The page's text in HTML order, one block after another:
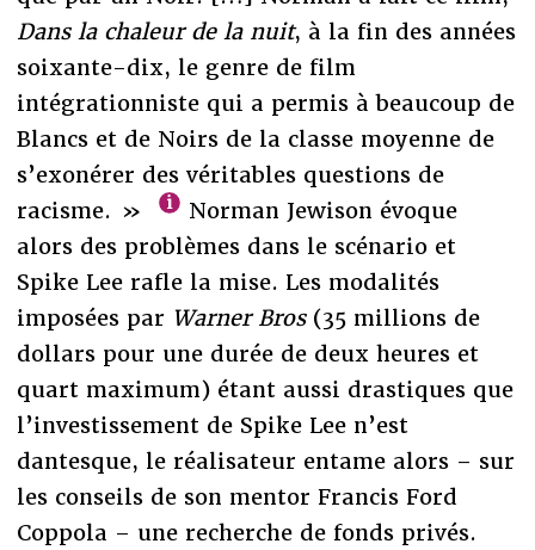
Dans la chaleur de la nuit, à la fin des années
soixante-dix, le genre de film
intégrationniste qui a permis à beaucoup de
Blancs et de Noirs de la classe moyenne de
s’exonérer des véritables questions de
racisme. »
Norman Jewison évoque
alors des problèmes dans le scénario et
Spike Lee rafle la mise. Les modalités
imposées par Warner Bros(35 millions de
dollars pour une durée de deux heures et
quart maximum) étant aussi drastiques que
l’investissement de Spike Lee n’est
dantesque, le réalisateur entame alors – sur
les conseils de son mentor Francis Ford
Coppola – une recherche de fonds privés.